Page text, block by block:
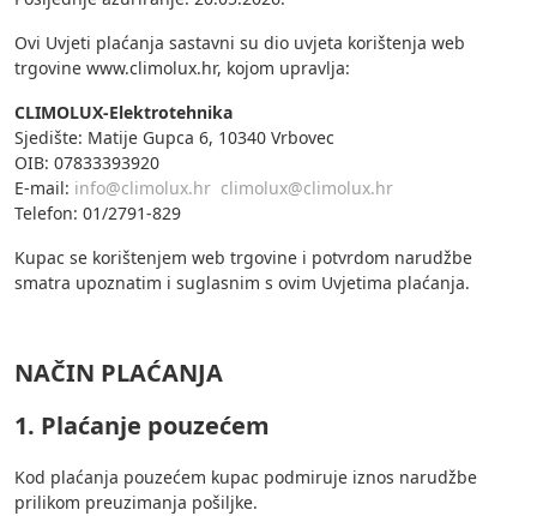
Ovi Uvjeti plaćanja sastavni su dio uvjeta korištenja web
trgovine www.climolux.hr, kojom upravlja:
CLIMOLUX-Elektrotehnika
Sjedište: Matije Gupca 6, 10340 Vrbovec
OIB: 07833393920
E-mail: info@climolux.hr climolux@climolux.hr
Telefon: 01/2791-829
Kupac se korištenjem web trgovine i potvrdom narudžbe
smatra upoznatim i suglasnim s ovim Uvjetima plaćanja.
NAČIN PLAĆANJA
1. Plaćanje pouzećem
Kod plaćanja pouzećem kupac podmiruje iznos narudžbe
prilikom preuzimanja pošiljke.